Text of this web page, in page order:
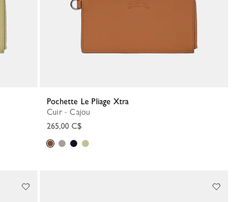
Pochette Le Pliage Xtra
Cuir - Cajou
265,00 C$